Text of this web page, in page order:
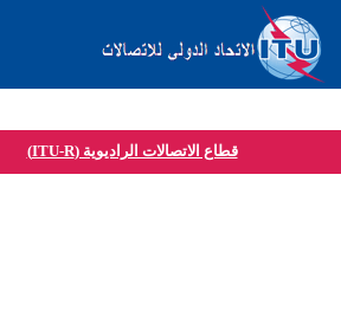
قطاع الاتصالات الراديوية (ITU-R)